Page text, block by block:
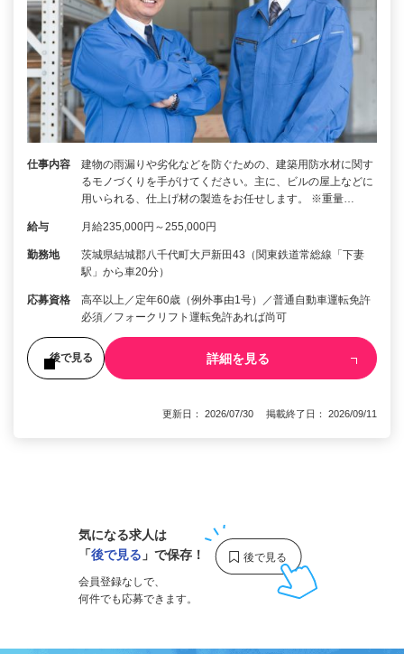
仕事内容
建物の雨漏りや劣化などを防ぐための、建築用防水材に関す
るモノづくりを手がけてください。主に、ビルの屋上などに
用いられる、仕上げ材の製造をお任せします。 ※重量…
給与 月給235,000円～255,000円
勤務地
茨城県結城郡八千代町大戸新田43（関東鉄道常総線「下妻
駅」から車20分）
応募資格
高卒以上／定年60歳（例外事由1号）／普通自動車運転免許
必須／フォークリフト運転免許あれば尚可
後で見る 詳細を見る
更新日： 2026/07/30 掲載終了日： 2026/09/11
気になる求人は
「後で見る 」で保存！
会員登録なしで、
何件でも応募できます。